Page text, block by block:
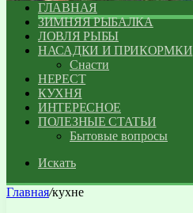
ГЛАВНАЯ
ЗИМНЯЯ РЫБАЛКА
ЛОВЛЯ РЫБЫ
НАСАДКИ И ПРИКОРМКИ
Снасти
НЕРЕСТ
КУХНЯ
ИНТЕРЕСНОЕ
ПОЛЕЗНЫЕ СТАТЬИ
Бытовые вопросы
Искать
Главная/кухне